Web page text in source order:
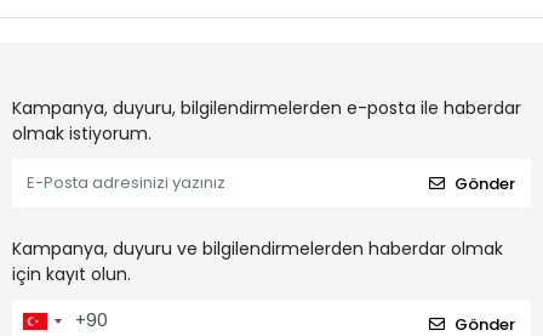
Kampanya, duyuru, bilgilendirmelerden e-posta ile haberdar
olmak istiyorum.
Gönder
Kampanya, duyuru ve bilgilendirmelerden haberdar olmak
için kayıt olun.
Gönder